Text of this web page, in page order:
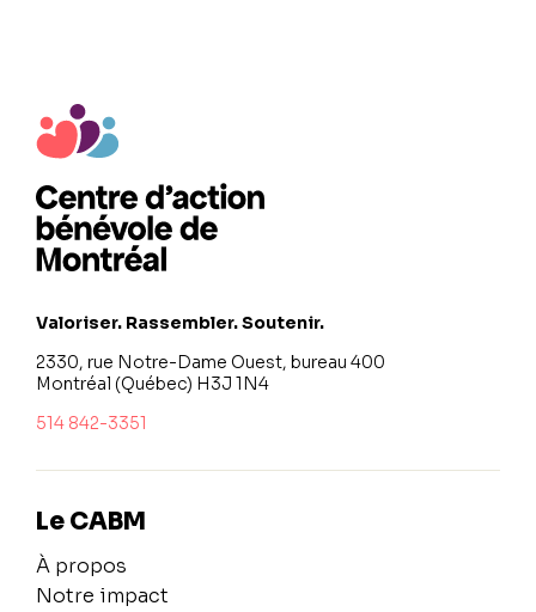
Valoriser. Rassembler. Soutenir.
2330, rue Notre-Dame Ouest, bureau 400
Montréal (Québec) H3J 1N4
514 842-3351
Le CABM
À propos
Notre impact